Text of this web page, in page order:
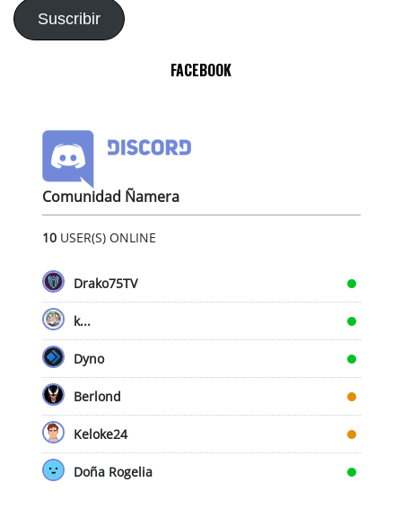
electrónico
Suscribir
FACEBOOK
Comunidad Ñamera
10USER(S) ONLINE
Drako75TV
k...
Dyno
Berlond
Keloke24
Doña Rogelia